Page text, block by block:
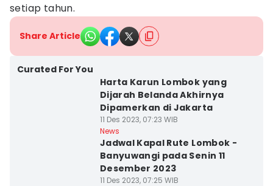
setiap tahun.
Share Article
Curated For You
Harta Karun Lombok yang
Dijarah Belanda Akhirnya
Dipamerkan di Jakarta
11 Des 2023, 07:23 WIB
News
Jadwal Kapal Rute Lombok -
Banyuwangi pada Senin 11
Desember 2023
11 Des 2023, 07:25 WIB